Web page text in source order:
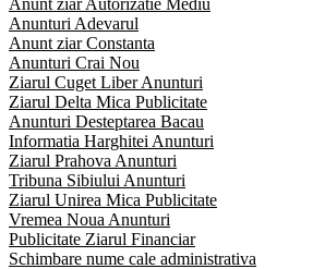
Anunt ziar Autorizatie Mediu
Anunturi Adevarul
Anunt ziar Constanta
Anunturi Crai Nou
Ziarul Cuget Liber Anunturi
Ziarul Delta Mica Publicitate
Anunturi Desteptarea Bacau
Informatia Harghitei Anunturi
Ziarul Prahova Anunturi
Tribuna Sibiului Anunturi
Ziarul Unirea Mica Publicitate
Vremea Noua Anunturi
Publicitate Ziarul Financiar
Schimbare nume cale administrativa